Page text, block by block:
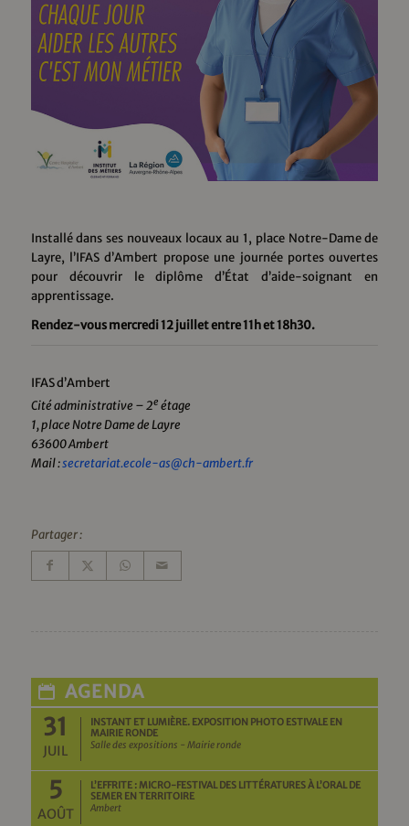
Installé dans ses nouveaux locaux au 1, place Notre-Dame de
Layre, l’IFAS d’Ambert propose une journée portes ouvertes
pour découvrir le diplôme d’État d’aide-soignant en
apprentissage.
Rendez-vous mercredi 12 juillet entre 11h et 18h30.
IFAS d’Ambert
Cité administrative – 2e étage
1, place Notre Dame de Layre
63600 Ambert
Mail :secretariat.ecole-as@ch-ambert.fr
Partager :
AGENDA
31
JUIL
INSTANT ET LUMIÈRE. EXPOSITION PHOTO ESTIVALE EN
MAIRIE RONDE
Salle des expositions - Mairie ronde
5
AOÛT
L’EFFRITE : MICRO-FESTIVAL DES LITTÉRATURES À L’ORAL DE
SEMER EN TERRITOIRE
Ambert